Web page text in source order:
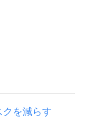
を減らす